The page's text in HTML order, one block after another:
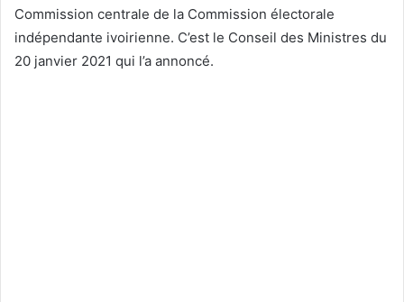
Commission centrale de la Commission électorale
indépendante ivoirienne. C’est le Conseil des Ministres du
20 janvier 2021 qui l’a annoncé.